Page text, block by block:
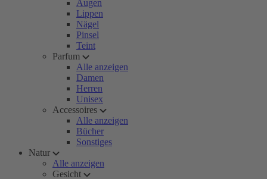
Augen
Lippen
Nägel
Pinsel
Teint
Parfum
Alle anzeigen
Damen
Herren
Unisex
Accessoires
Alle anzeigen
Bücher
Sonstiges
Natur
Alle anzeigen
Gesicht